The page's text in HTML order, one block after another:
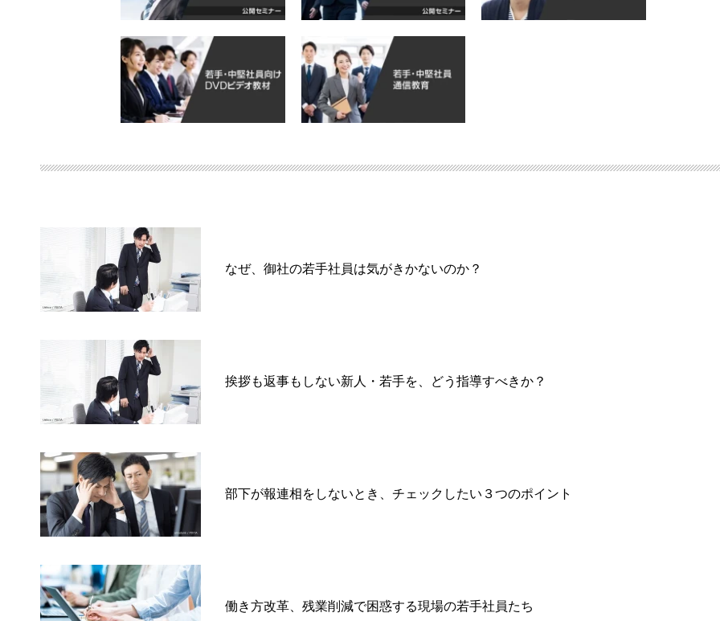
なぜ、御社の若手社員は気がきかないのか？
挨拶も返事もしない新人・若手を、どう指導すべきか？
部下が報連相をしないとき、チェックしたい３つのポイント
働き方改革、残業削減で困惑する現場の若手社員たち